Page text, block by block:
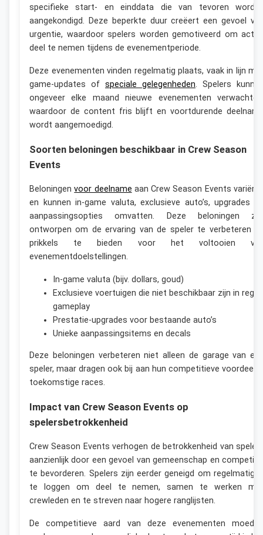
specifieke start- en einddata die van tevoren
aangekondigd. Deze beperkte duur creëert een gevoel
urgentie, waardoor spelers worden gemotiveerd om
deel te nemen tijdens de evenementperiode.
Deze evenementen vinden regelmatig plaats, vaak in lijn
game-updates of speciale gelegenheden. Spelers
ongeveer elke maand nieuwe evenementen
waardoor de content fris blijft en voortdurende
wordt aangemoedigd.
Soorten beloningen beschikbaar in Crew Season
Events
Beloningenvoor deelname aan Crew Season Events
en kunnen in-game valuta, exclusieve auto’s, upgrades
aanpassingsopties omvatten. Deze beloningen
ontworpen om de ervaring van de speler te verbeteren
prikkels te bieden voor het voltooien
evenementdoelstellingen.
In-game valuta (bijv. dollars, goud)
Exclusieve voertuigen die niet beschikbaar zijn in
gameplay
Prestatie-upgrades voor bestaande auto’s
Unieke aanpassingsitems en decals
Deze beloningen verbeteren niet alleen de garage van
speler, maar dragen ook bij aan hun competitieve voordeel
toekomstige races.
Impact van Crew Season Events op
spelersbetrokkenheid
Crew Season Events verhogen de betrokkenheid van
aanzienlijk door een gevoel van gemeenschap en
te bevorderen. Spelers zijn eerder geneigd om regelmatig
te loggen om deel te nemen, samen te werken
crewleden en te streven naar hogere ranglijsten.
De competitieve aard van deze evenementen